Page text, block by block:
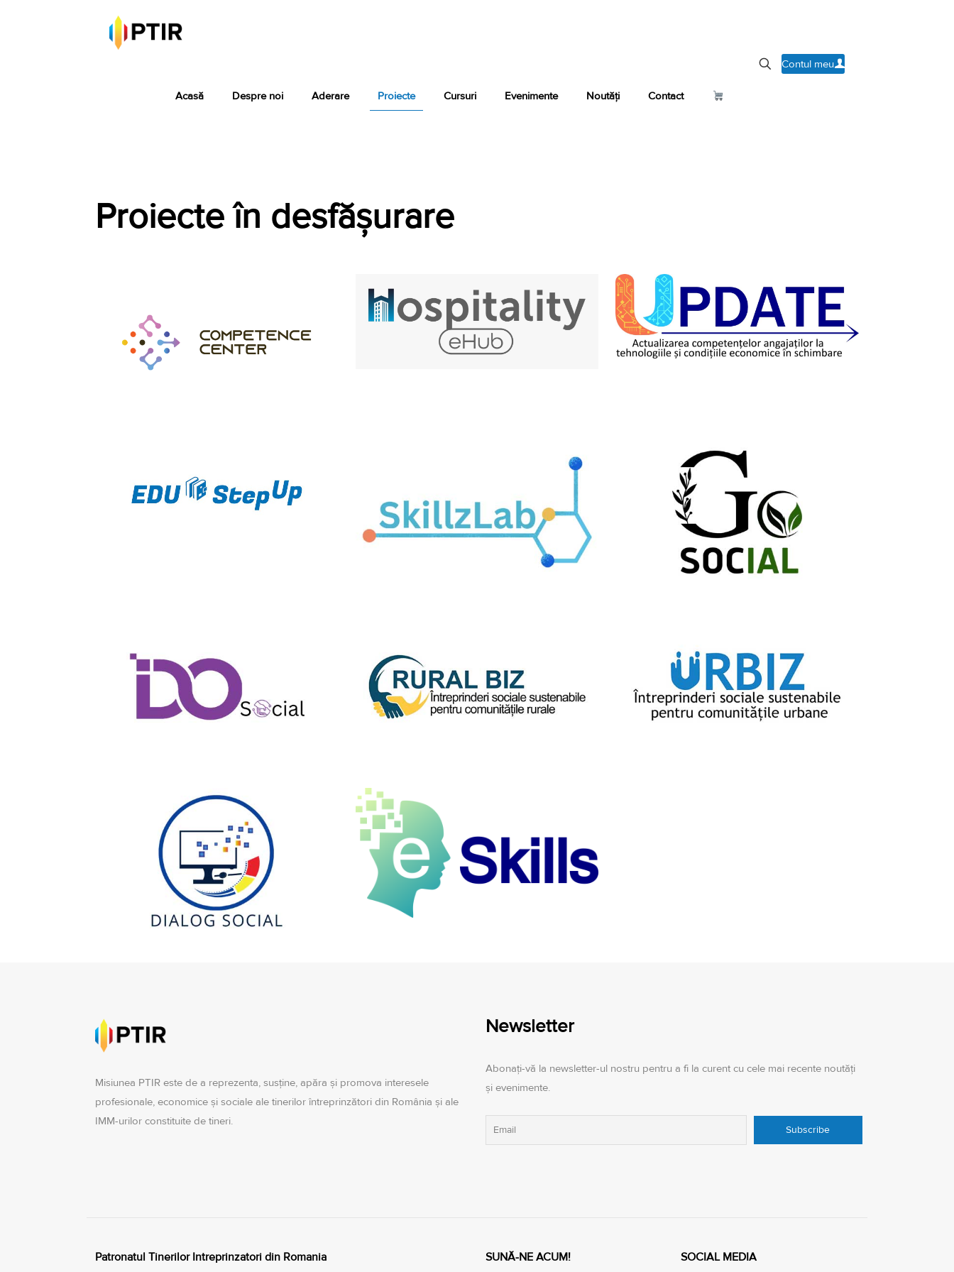
Acasă Despre noi Aderare Proiecte Cursuri Evenimente Noutăți Contact
Contul meu
Proiecte în desfășurare
Misiunea PTIR este de a reprezenta, susţine, apăra şi promova interesele
profesionale, economice şi sociale ale tinerilor întreprinzători din România şi ale
IMM-urilor constituite de tineri.
Newsletter
Abonați-vă la newsletter-ul nostru pentru a fi la curent cu cele mai recente noutăți
și evenimente.
Patronatul Tinerilor Intreprinzatori din Romania SUNĂ-NE ACUM! SOCIAL MEDIA